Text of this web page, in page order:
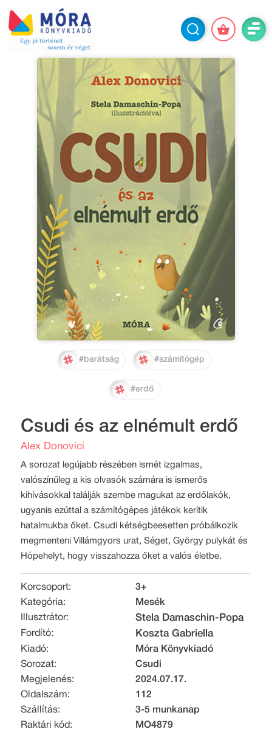
#barátság #számítógép
#erdő
Csudi és az elnémult erdő
Alex Donovici
A sorozat legújabb részében ismét izgalmas,
valószínűleg a kis olvasók számára is ismerős
kihívásokkal találják szembe magukat az erdőlakók,
ugyanis ezúttal a számítógépes játékok kerítik
hatalmukba őket. Csudi kétségbeesetten próbálkozik
megmenteni Villámgyors urat, Séget, György pulykát és
Hópehelyt, hogy visszahozza őket a valós életbe.
Korcsoport:
3+
Kategória:
Mesék
Illusztrátor:
Stela Damaschin-Popa
Fordító: Koszta Gabriella
Kiadó:
Móra Könyvkiadó
Sorozat:
Csudi
Megjelenés:
2024.07.17.
Oldalszám:
112
Szállítás:
3-5 munkanap
Raktári kód:
MO4879